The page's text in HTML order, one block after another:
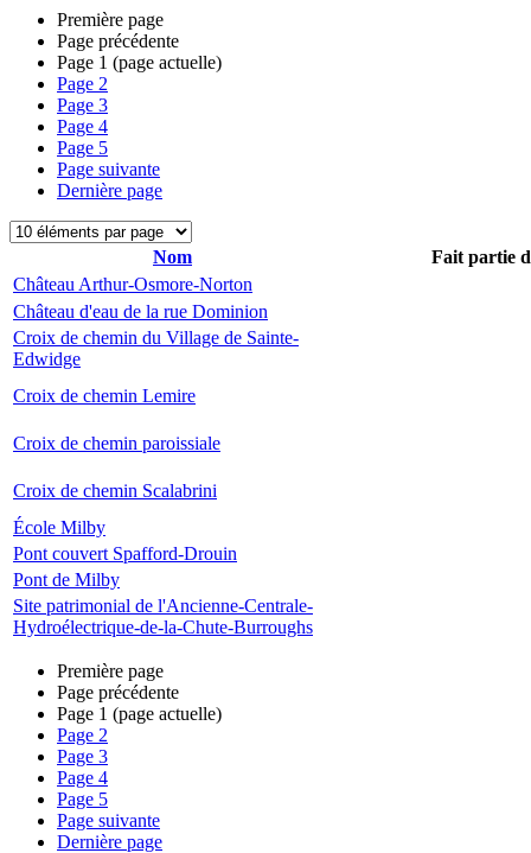
Première page
Page précédente
Page 1 (page actuelle)
Page 2
Page 3
Page 4
Page 5
Page suivante
Dernière page
Nom
Fait partie
Château Arthur-Osmore-Norton
Château d'eau de la rue Dominion
Croix de chemin du Village de Sainte-
Edwidge
Croix de chemin Lemire
Croix de chemin paroissiale
Croix de chemin Scalabrini
École Milby
Pont couvert Spafford-Drouin
Pont de Milby
Site patrimonial de l'Ancienne-Centrale-
Hydroélectrique-de-la-Chute-Burroughs
Première page
Page précédente
Page 1 (page actuelle)
Page 2
Page 3
Page 4
Page 5
Page suivante
Dernière page